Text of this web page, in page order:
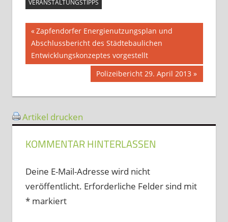
VERANSTALTUNGSTIPPS
Beitragsnavigation
Vorheriger
Beitrag:
Zapfendorfer Energienutzungsplan und
Abschlussbericht des Städtebaulichen
Entwicklungskonzeptes vorgestellt
Nächster
Beitrag:
Polizeibericht 29. April 2013
Artikel drucken
KOMMENTAR HINTERLASSEN
Deine E-Mail-Adresse wird nicht
veröffentlicht. Erforderliche Felder sind mit
*markiert